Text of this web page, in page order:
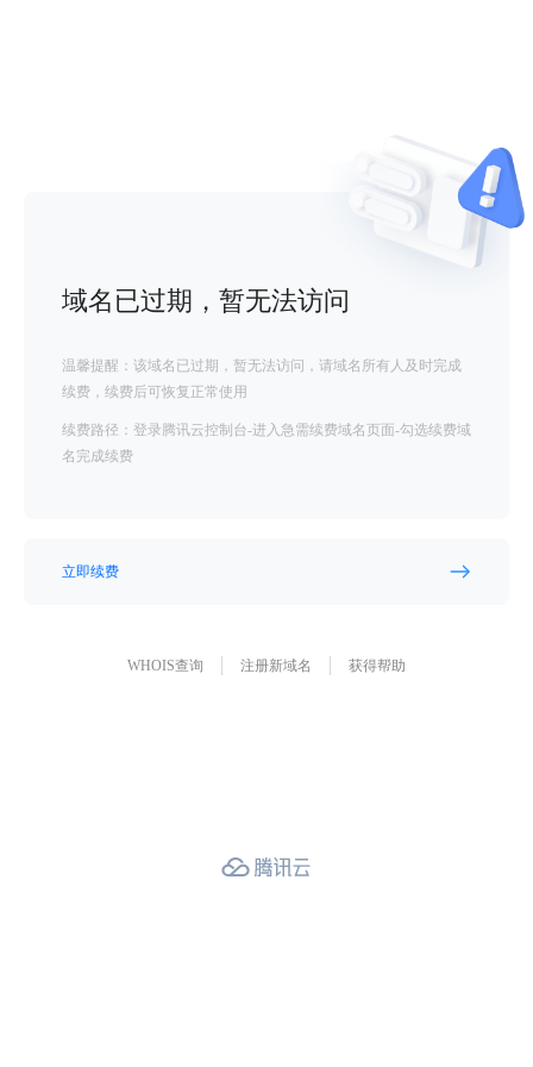
域名已过期，暂无法访问
温馨提醒：该域名已过期，暂无法访问，请域名所有人及时完成
续费，续费后可恢复正常使用
续费路径：登录腾讯云控制台-进入急需续费域名页面-勾选续费域
名完成续费
立即续费
WHOIS查询 注册新域名 获得帮助